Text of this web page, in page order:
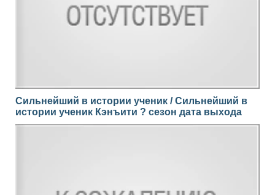
Сильнейший в истории ученик / Сильнейший в
истории ученик Кэнъити ? сезон дата выхода